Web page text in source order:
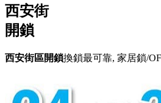
西安街
開鎖
西安街區開鎖換鎖最可靠, 家居鎖/